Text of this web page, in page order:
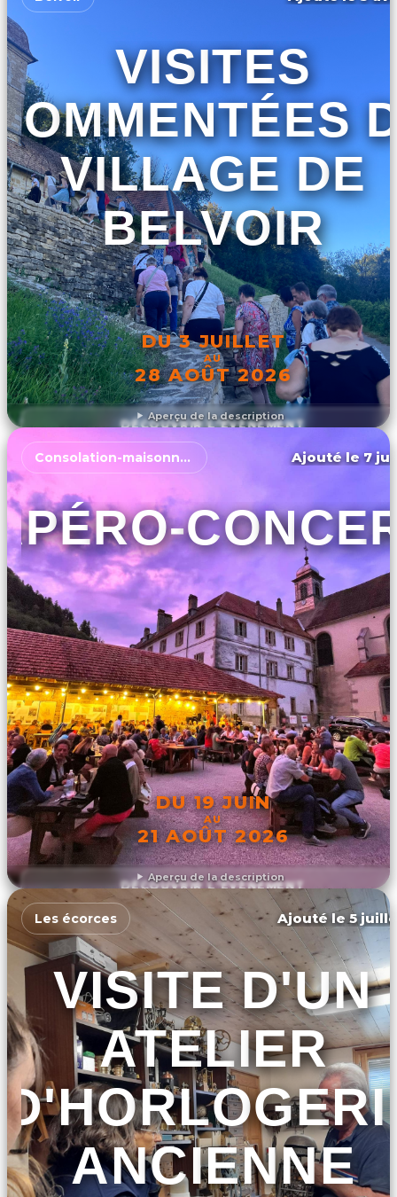
Aperçu de la description
VISITES
VILLAGE DE
BELVOIR
DU 3 JUILLET
AU
28 AOÛT 2026
DÉCOUVRIR L'ÉVÉNEMENT
Aperçu de la description
Consolation-maisonnettes Ajouté le 7
DU 19 JUIN
AU
21 AOÛT 2026
DÉCOUVRIR L'ÉVÉNEMENT
Les écorces Ajouté le 5
VISITE D'UN
ATELIER
ANCIENNE